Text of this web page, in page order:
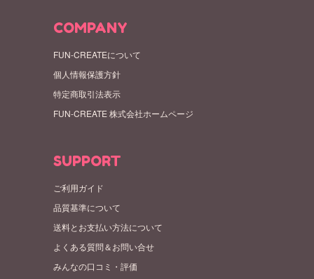
COMPANY
FUN-CREATEについて
個人情報保護方針
特定商取引法表示
FUN-CREATE 株式会社ホームページ
SUPPORT
ご利用ガイド
品質基準について
送料とお支払い方法について
よくある質問＆お問い合せ
みんなの口コミ・評価